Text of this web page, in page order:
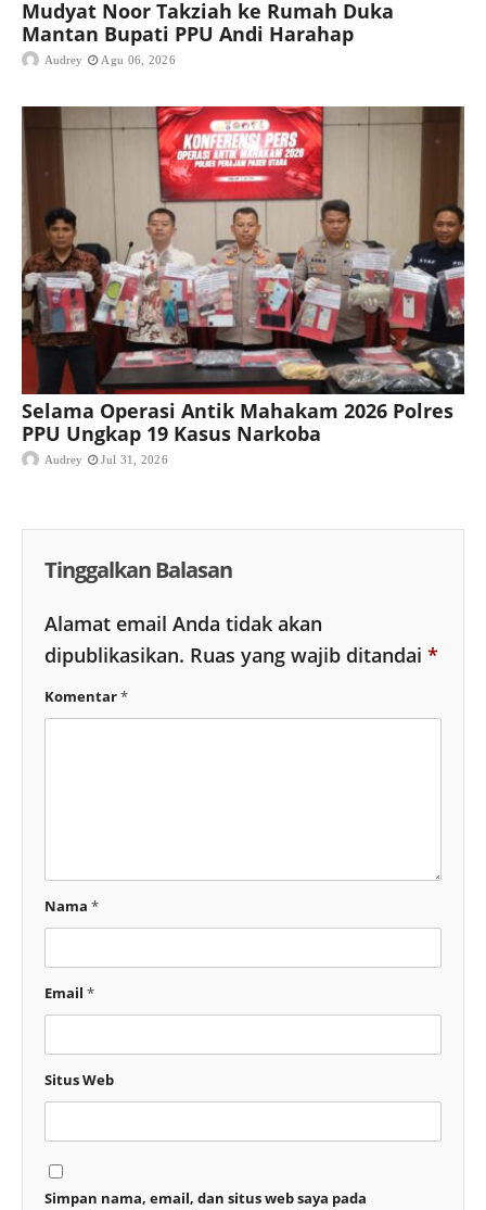
Mudyat Noor Takziah ke Rumah Duka
Mantan Bupati PPU Andi Harahap
Audrey Agu 06, 2026
Selama Operasi Antik Mahakam 2026 Polres
PPU Ungkap 19 Kasus Narkoba
Audrey Jul 31, 2026
Tinggalkan Balasan
Alamat email Anda tidak akan
dipublikasikan. Ruas yang wajib ditandai *
Komentar*
Nama *
Email *
Situs Web
Simpan nama, email, dan situs web saya pada